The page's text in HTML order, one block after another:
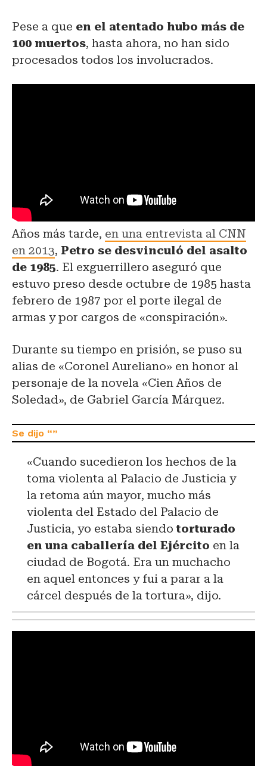
Pese a que en el atentado hubo más de
100 muertos, hasta ahora, no han sido
procesados todos los involucrados.
Años más tarde, en una entrevista al CNN
en 2013, Petro se desvinculó del asalto
de 1985. El exguerrillero aseguró que
estuvo preso desde octubre de 1985 hasta
febrero de 1987 por el porte ilegal de
armas y por cargos de «conspiración».
Durante su tiempo en prisión, se puso su
alias de «Coronel Aureliano» en honor al
personaje de la novela «Cien Años de
Soledad», de Gabriel García Márquez.
«Cuando sucedieron los hechos de la
toma violenta al Palacio de Justicia y
la retoma aún mayor, mucho más
violenta del Estado del Palacio de
Justicia, yo estaba siendotorturado
en una caballería del Ejército en la
ciudad de Bogotá. Era un muchacho
en aquel entonces y fui a parar a la
cárcel después de la tortura», dijo.